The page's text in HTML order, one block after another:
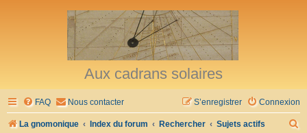
Aux cadrans solaires
FAQ Nous contacter Connexion
S’enregistrer
La gnomonique Index du forum Rechercher Sujets actifs